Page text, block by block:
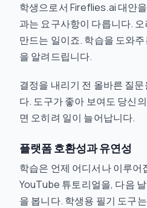
학생으로서 Fireflies.ai 대안
과는 요구사항이 다릅니다.
만드는 일이죠. 학습을 도와
을 알려드립니다.
결정을 내리기 전 올바른 질
다. 도구가 좋아 보여도 당신
면 오히려 일이 늘어납니다.
플랫폼 호환성과 유연성
학습은 언제 어디서나 이루어
YouTube 튜토리얼을, 다음
을 봅니다. 학생용 필기 도구